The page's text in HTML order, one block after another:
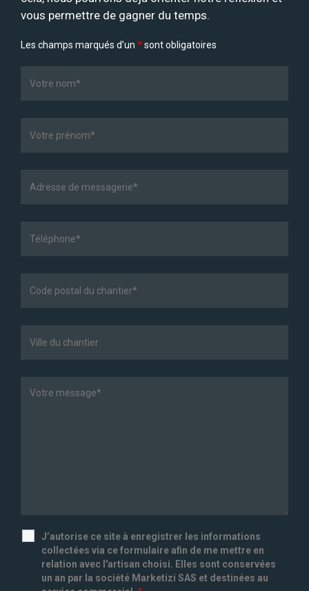
vous permettre de gagner du temps.
Les champs marqués d’un *sont obligatoires
J’autorise ce site à enregistrer les informations
collectées via ce formulaire afin de me mettre en
relation avec l'artisan choisi. Elles sont conservées
un an par la société Marketizi SAS et destinées au